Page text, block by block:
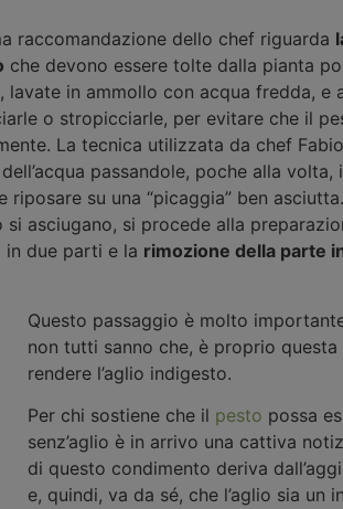
raccomandazione dello chef riguarda
che devono essere tolte dalla pianta
lavate in ammollo con acqua fredda, e
o stropicciarle, per evitare che il
La tecnica utilizzata da chef
passandole, poche alla
riposare su una “picaggia” ben
si asciugano, si procede alla
due parti e la rimozione della parte
Questo passaggio è molto
non tutti sanno che, è proprio questa
rendere l’aglio indigesto.
Per chi sostiene che il pesto possa
senz’aglio è in arrivo una cattiva
di questo condimento deriva
e, quindi, va da sé, che l’aglio sia un